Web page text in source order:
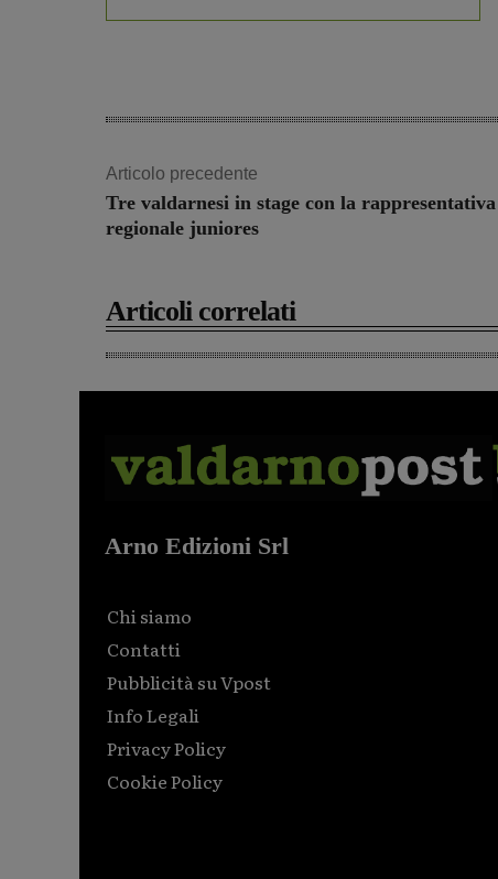
Articolo precedente
Tre valdarnesi in stage con la rappresentativa
regionale juniores
Articoli correlati
Arno Edizioni Srl
Chi siamo
Contatti
Pubblicità su Vpost
Info Legali
Privacy Policy
Cookie Policy